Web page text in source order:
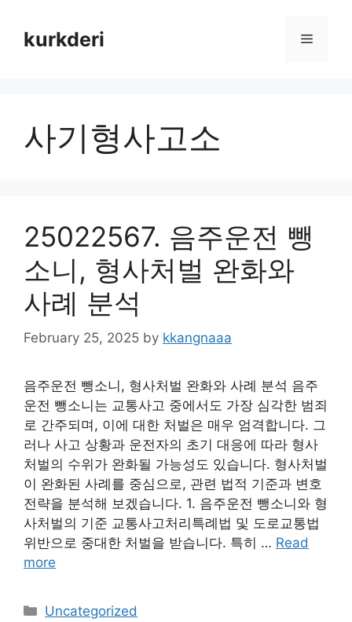
contentkurkderi Menu
사기형사고소
25022567. 음주운전 뺑
소니, 형사처벌 완화와
사례 분석
February 25, 2025 by kkangnaaa
음주운전 뺑소니, 형사처벌 완화와 사례 분석 음주
운전 뺑소니는 교통사고 중에서도 가장 심각한 범죄
로 간주되며, 이에 대한 처벌은 매우 엄격합니다. 그
러나 사고 상황과 운전자의 초기 대응에 따라 형사
처벌의 수위가 완화될 가능성도 있습니다. 형사처벌
이 완화된 사례를 중심으로, 관련 법적 기준과 변호
전략을 분석해 보겠습니다. 1. 음주운전 뺑소니와 형
사처벌의 기준 교통사고처리특례법 및 도로교통법
위반으로 중대한 처벌을 받습니다. 특히 … Read
more
Categories
Uncategorized